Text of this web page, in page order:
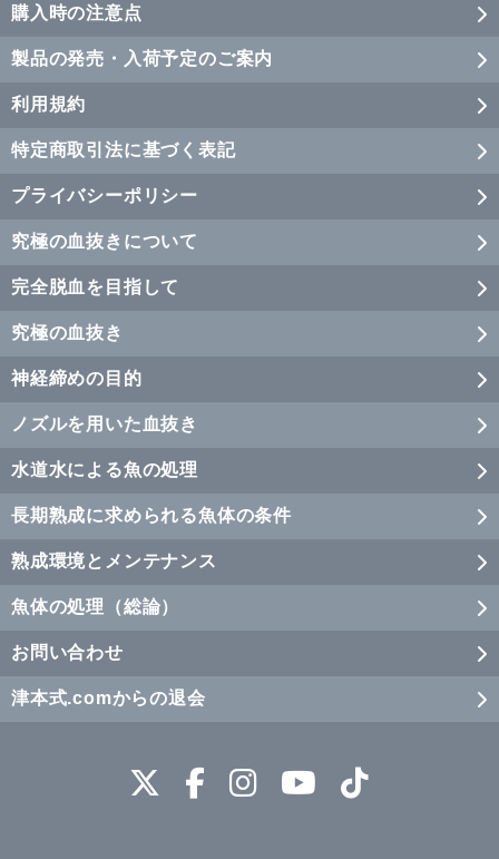
購入時の注意点
製品の発売・入荷予定のご案内
利用規約
特定商取引法に基づく表記
プライバシーポリシー
究極の血抜きについて
完全脱血を目指して
究極の血抜き
神経締めの目的
ノズルを用いた血抜き
水道水による魚の処理
長期熟成に求められる魚体の条件
熟成環境とメンテナンス
魚体の処理（総論）
お問い合わせ
津本式.comからの退会